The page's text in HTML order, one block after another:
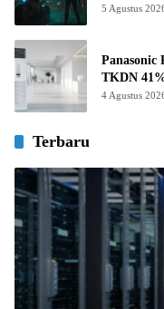
5 Agustus
Panasonic
TKDN
4 Agustus
Terbaru